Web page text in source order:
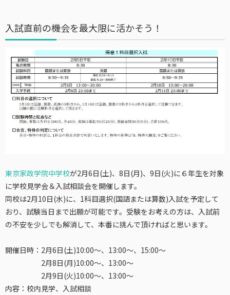
入試直前の機会を最大限に活かそう！
東京家政学院中学校が2月6日(土)、8日(月)、9日(火)に６年生を対象
に学校見学会＆入試相談会を開催します。
同校は2月10日(水)に、 1科目選択(国語または算数)入試を予定して
おり、試験当日まで出願が可能です。受験をお考えの方は、入試前
の不安を少しでも解消して、本番に挑んで頂ければと思います。
開催日時：2月6日(土)10:00～、13:00～、15:00～
2月8日(月)10:00～、13:00～
2月9日(火)10:00～、13:00～
内容：校内見学、入試相談